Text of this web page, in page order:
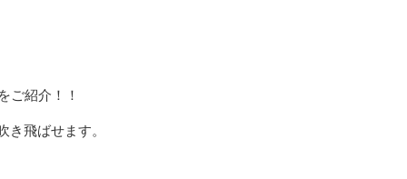
ご紹介！！
飛ばせます。